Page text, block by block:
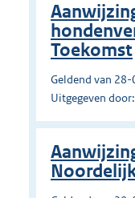
Toekomst
Geldend van
Uitgegeven